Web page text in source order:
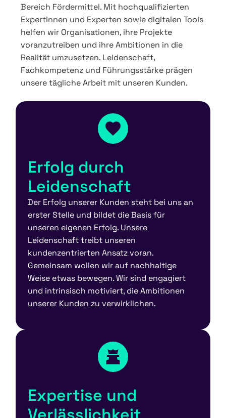
Bereich Fördermittel. Mit hochqualifizierten
Expertinnen und Experten sowie digitalen Tools
helfen wir Organisationen, ihre Projekte
voranzutreiben und ihre Ambitionen in die
Realität umzusetzen. Leidenschaft,
Fachkompetenz und Führungsstärke prägen
unsere tägliche Arbeit mit unseren Kunden.
Erfolg durch
Leidenschaft
Der Erfolg unserer Kunden steht bei uns an
erster Stelle und bildet die Basis für
unseren eigenen Erfolg. Unsere
Leidenschaft treibt unseren
kundenzentrierten Ansatz voran.
Gemeinsam wollen wir auf nachhaltige
Weise etwas bewegen. Wir sind engagiert
und intrinsisch motiviert, die Ambitionen
unserer Kunden zu verwirklichen.
Expertise und